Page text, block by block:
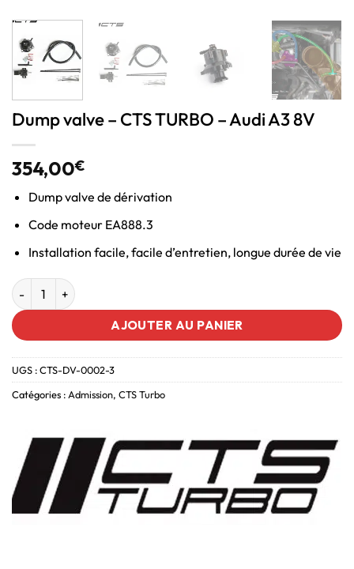
Dump valve – CTS TURBO – Audi A3 8V
354,00€
Dump valve de dérivation
Code moteur EA888.3
Installation facile, facile d’entretien, longue durée de vie
AJOUTER AU PANIER
UGS :CTS-DV-0002-3
Catégories :Admission, CTS Turbo